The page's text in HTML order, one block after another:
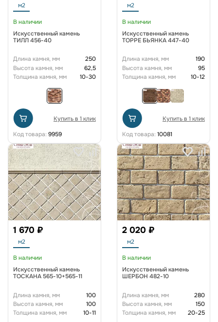
м2
В наличии
Искусственный камень
ТИЛЛ 456-40
Длина камня, мм
250
Высота камня, мм
62,5
Толщина камня, мм
10-30
Купить в 1 клик
Код товара: 9959
м2
В наличии
Искусственный камень
ТОРРЕ БЬЯНКА 447-40
Длина камня, мм
190
Высота камня, мм
95
Толщина камня, мм
10-12
Купить в 1 клик
Код товара: 10081
1 670 ₽
м2
В наличии
Искусственный камень
ТОСКАНА 565-10+565-11
Длина камня, мм
100
Высота камня, мм
100
Толщина камня, мм
10-11
2 020 ₽
м2
В наличии
Искусственный камень
ШЕРБОН 482-10
Длина камня, мм
280
Высота камня, мм
150
Толщина камня, мм
20-25